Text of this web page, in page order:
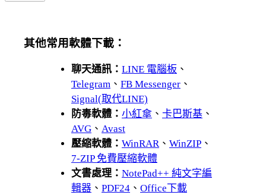
其他常用軟體下載：
聊天通訊： LINE 電腦板 、
Telegram 、 FB Messenger 、
Signal(取代LINE)
防毒軟體： 小紅傘 、 卡巴斯基 、
AVG 、 Avast
壓縮軟體： WinRAR、 WinZIP 、
7-ZIP 免費壓縮軟體
文書處理： NotePad++ 純文字編
輯器 、 PDF24 、 Office下載